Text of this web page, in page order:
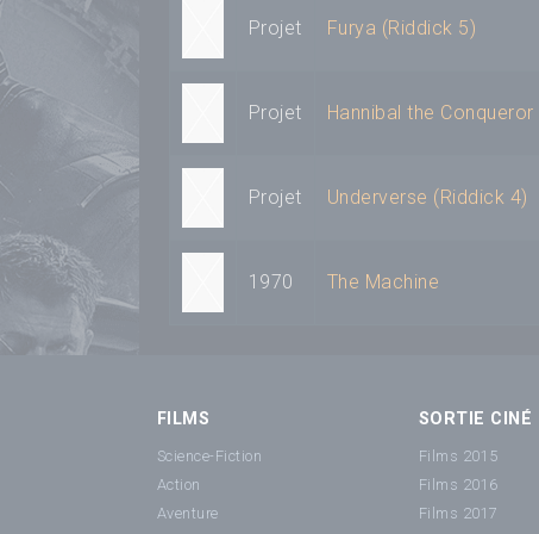
Projet Furya (Riddick 5)
Projet Hannibal the Conqueror
Projet Underverse (Riddick 4)
1970 The Machine
FILMS
Science-Fiction
Action
Aventure
SORTIE CINÉ
Films 2015
Films 2016
Films 2017